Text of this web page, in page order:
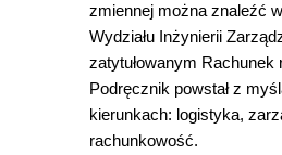
zmiennej można znaleźć
Wydziału Inżynierii
zatytułowanym
Podręcznik powstał z
kierunkach: logistyka,
rachunkowość.